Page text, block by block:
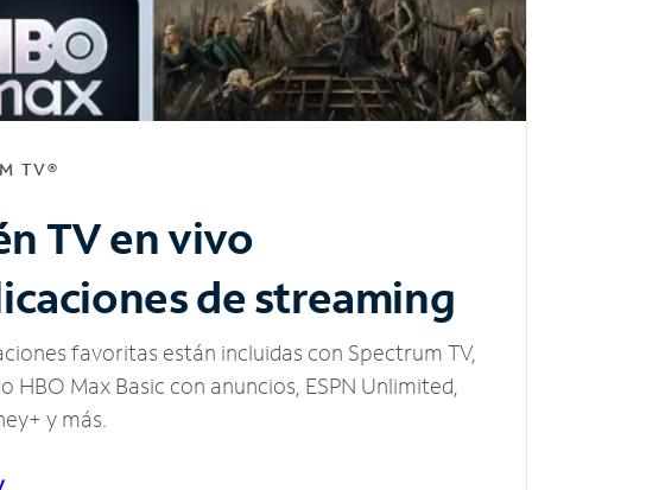
TV®
TV en vivo
de streaming
favoritas están incluidas con Spectrum TV,
HBO Max Basic con anuncios, ESPN Unlimited,
y más.